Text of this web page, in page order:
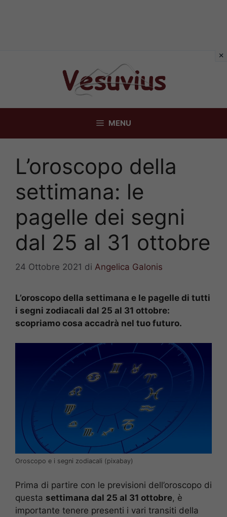
MENU
L’oroscopo della
settimana: le
pagelle dei segni
dal 25 al 31 ottobre
24 Ottobre 2021 di Angelica Galonis
L’oroscopo della settimana e le pagelle di tutti
i segni zodiacali dal 25 al 31 ottobre:
scopriamo cosa accadrà nel tuo futuro.
Oroscopo e i segni zodiacali (pixabay)
Prima di partire con le previsioni dell’oroscopo di
questa settimana dal 25 al 31 ottobre, è
importante tenere presenti i vari transiti della